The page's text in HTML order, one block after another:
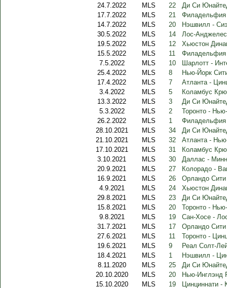
24.7.2022
MLS 22
Ди Си
17.7.2022
MLS 21
14.7.2022
MLS 20
Нэшвилл -
30.5.2022
MLS 14
Лос-
19.5.2022
MLS 12
Хьюстон
15.5.2022
MLS 11
7.5.2022
MLS 10
Шарлотт -
25.4.2022
MLS 8
Нью-Йорк
17.4.2022
MLS 7
Атланта -
3.4.2022
MLS 5
Коламбус
13.3.2022
MLS 3
Ди Си
5.3.2022
MLS 2
Торонто -
26.2.2022
MLS 1
Филадельфия
28.10.2021
MLS 34
Ди Си
21.10.2021
MLS 32
Атланта -
17.10.2021
MLS 31
Коламбус
3.10.2021
MLS 30
Даллас -
20.9.2021
MLS 27
Колорадо -
16.9.2021
MLS 26
Орландо
4.9.2021
MLS 24
Хьюстон
29.8.2021
MLS 23
Ди Си
15.8.2021
MLS 20
Торонто -
9.8.2021
MLS 19
Сан-Хосе -
31.7.2021
MLS 17
Орландо Сити
27.6.2021
MLS 11
Торонто -
19.6.2021
MLS 9
Реал Солт-
18.4.2021
MLS 1
Нэшвилл -
8.11.2020
MLS 25
Ди Си
20.10.2020
MLS 20
Нью-Инглэнд
15.10.2020
MLS 19 Цинциннати -